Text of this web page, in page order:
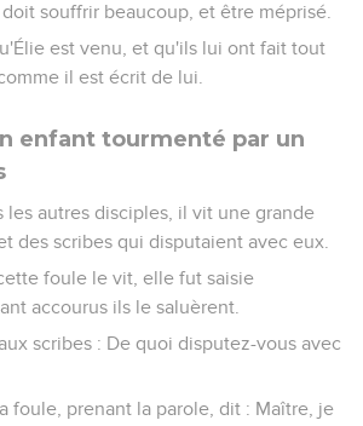
souffrir beaucoup, et être méprisé.
est venu, et qu'ils lui ont fait tout
il est écrit de lui.
enfant tourmenté par un
les autres disciples, il vit une grande
des scribes qui disputaient avec eux.
foule le vit, elle fut saisie
accourus ils le saluèrent.
scribes : De quoi disputez-vous avec
foule, prenant la parole, dit : Maître, je